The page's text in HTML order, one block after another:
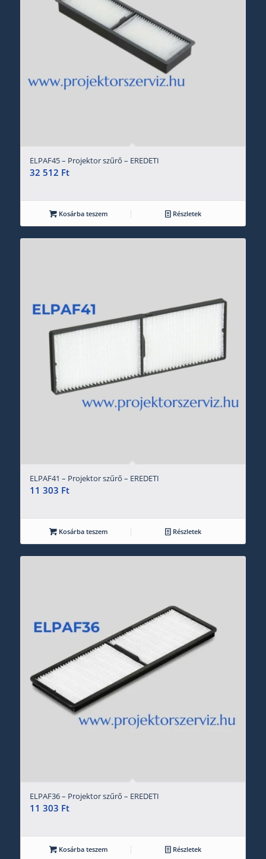
ELPAF45 – Projektor szűrő – EREDETI
32 512 Ft
Kosárba teszem Részletek
ELPAF41 – Projektor szűrő – EREDETI
11 303 Ft
Kosárba teszem Részletek
ELPAF36 – Projektor szűrő – EREDETI
11 303 Ft
Kosárba teszem Részletek